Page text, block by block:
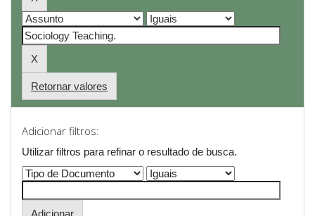
Retornar valores
Adicionar filtros:
Utilizar filtros para refinar o resultado de busca.